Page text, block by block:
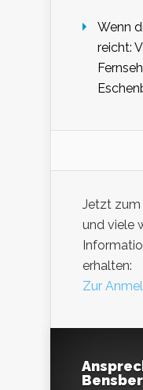
Wenn
reicht:
Jetzt
und viele
erhalten:
Zur